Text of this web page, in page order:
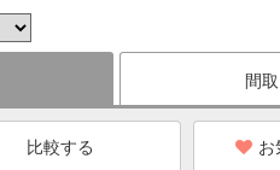
間
お